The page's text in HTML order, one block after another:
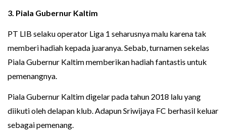
3. Piala Gubernur Kaltim
PT LIB selaku operator Liga 1 seharusnya malu karena tak
memberi hadiah kepada juaranya. Sebab, turnamen sekelas
Piala Gubernur Kaltim memberikan hadiah fantastis untuk
pemenangnya.
Piala Gubernur Kaltim digelar pada tahun 2018 lalu yang
diikuti oleh delapan klub. Adapun Sriwijaya FC berhasil keluar
sebagai pemenang.